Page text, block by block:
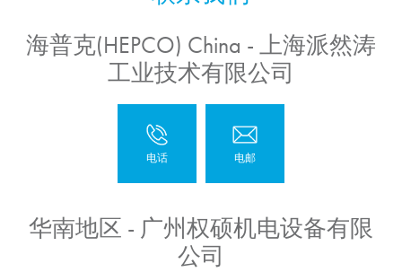
海普克(HEPCO) China - 上海派然涛
工业技术有限公司
华南地区 - 广州权硕机电设备有限
公司